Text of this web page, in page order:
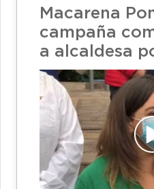
Macarena
campaña
a alcaldesa